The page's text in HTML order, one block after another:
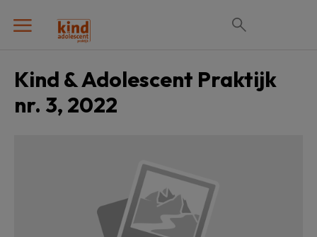
Kind & Adolescent Praktijk
nr. 3, 2022